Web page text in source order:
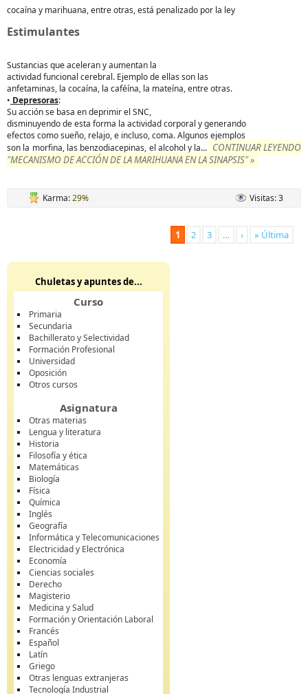
cocaína y marihuana, entre otras, está penalizado por la ley
Estimulantes
Sustancias que aceleran y aumentan la
actividad funcional cerebral. Ejemplo de ellas son las
anfetaminas, la cocaína, la caféína, la mateína, entre otras.
• Depresoras:
Su acción se basa en deprimir el SNC,
disminuyendo de esta forma la actividad corporal y generando
efectos como sueño, relajo, e incluso, coma. Algunos ejemplos
son la morfina, las benzodiacepinas, el alcohol y la... CONTINUAR LEYENDO
"MECANISMO DE ACCIÓN DE LA MARIHUANA EN LA SINAPSIS" »
Karma:29% Visitas: 3
1 2 3 … › » Última
Chuletas y apuntes de...
Curso
Primaria
Secundaria
Bachillerato y Selectividad
Formación Profesional
Universidad
Oposición
Otros cursos
Asignatura
Otras materias
Lengua y literatura
Historia
Filosofía y ética
Matemáticas
Biología
Física
Química
Inglés
Geografía
Informática y Telecomunicaciones
Electricidad y Electrónica
Economía
Ciencias sociales
Derecho
Magisterio
Medicina y Salud
Formación y Orientación Laboral
Francés
Español
Latín
Griego
Otras lenguas extranjeras
Tecnología Industrial